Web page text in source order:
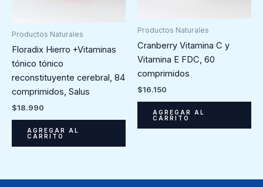
Productos Naturales
Floradix Hierro +Vitaminas
tónico tónico
reconstituyente cerebral, 84
comprimidos, Salus
$18.990
AGREGAR AL
CARRITO
Productos Naturales
Cranberry Vitamina C y
Vitamina E FDC, 60
comprimidos
$16.150
AGREGAR AL
CARRITO